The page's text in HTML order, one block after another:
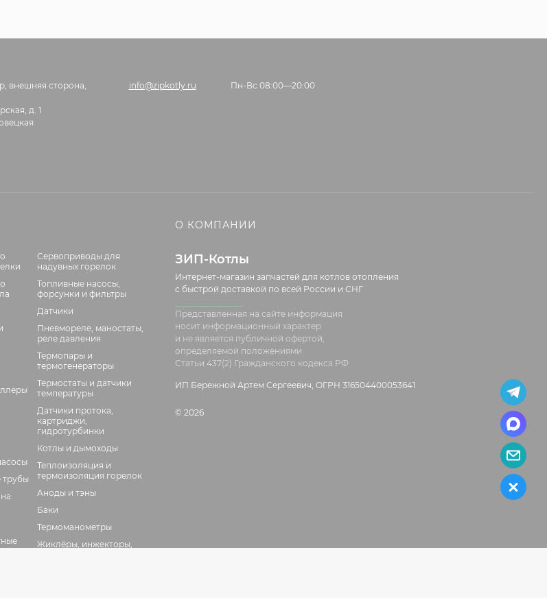
внешняя сторона,
д. 1
info@zipkotly.ru Пн-Вс 08:00—20:00
трубы
Сервоприводы для
надувных горелок
Топливные насосы,
форсунки и фильтры
Датчики
Пневмореле, маностаты,
реле давления
Термопары и
термогенераторы
Термостаты и датчики
температуры
Датчики протока,
картриджи,
гидротурбинки
Котлы и дымоходы
Теплоизоляция и
термоизоляция горелок
Аноды и тэны
Баки
Термоманометры
Жиклёры, инжекторы,
О КОМПАНИИ
ЗИП-Котлы
Интернет-магазин запчастей для котлов отопления
с быстрой доставкой по всей России и СНГ
Представленная на сайте информация
носит информационный характер
и не является публичной офертой,
определяемой положениями
Статьи 437(2) Гражданского кодекса РФ
ИП Бережной Артем Сергеевич, ОГРН 316504400053641
© 2026